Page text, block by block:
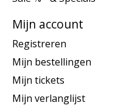
Mijn account
Registreren
Mijn bestellingen
Mijn tickets
Mijn verlanglijst